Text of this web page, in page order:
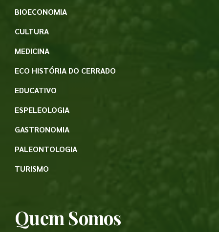
BIOECONOMIA
CULTURA
MEDICINA
ECO HISTÓRIA DO CERRADO
EDUCATIVO
ESPELEOLOGIA
GASTRONOMIA
PALEONTOLOGIA
TURISMO
Quem Somos